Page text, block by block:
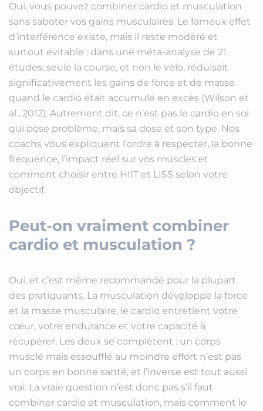
Oui, vous pouvez combiner cardio et musculation
sans saboter vos gains musculaires. Le fameux effet
d’interférence existe, mais il reste modéré et
surtout évitable : dans une méta-analyse de 21
études, seule la course, et non le vélo, réduisait
significativement les gains de force et de masse
quand le cardio était accumulé en excès (Wilson et
al., 2012). Autrement dit, ce n’est pas le cardio en soi
qui pose problème, mais sa dose et son type. Nos
coachs vous expliquent l’ordre à respecter, la bonne
fréquence, l’impact réel sur vos muscles et
comment choisir entre HIIT et LISS selon votre
objectif.
Peut-on vraiment combiner
cardio et musculation ?
Oui, et c’est même recommandé pour la plupart
des pratiquants. La musculation développe la force
et la masse musculaire, le cardio entretient votre
cœur, votre endurance et votre capacité à
récupérer. Les deux se complètent : un corps
musclé mais essoufflé au moindre effort n’est pas
un corps en bonne santé, et l’inverse est tout aussi
vrai. La vraie question n’est donc pas s’il faut
combiner cardio et musculation, mais comment le